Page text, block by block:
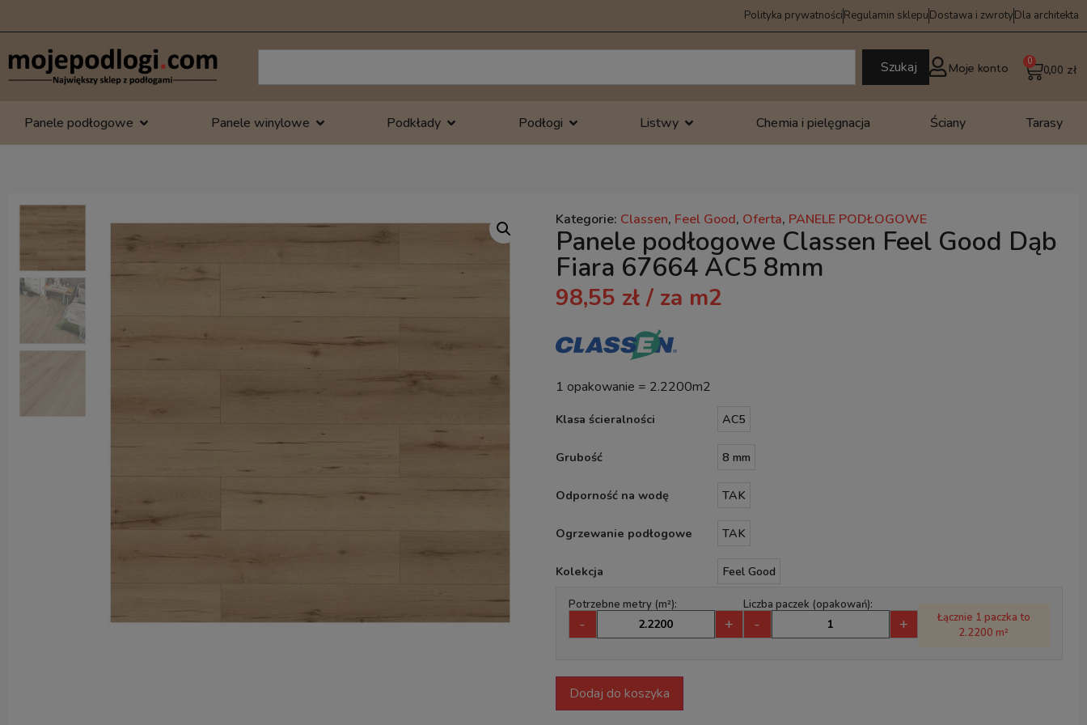
Polityka prywatnościRegulamin sklepuDostawa i zwrotyDla architekta
Szukaj Moje konto 0,00 zł
0
Panele podłogowe Panele winylowe Podkłady Podłogi Listwy Chemia i pielęgnacja Ściany Tarasy
Kategorie: Classen, Feel Good, Oferta, PANELE PODŁOGOWE
Panele podłogowe Classen Feel Good Dąb
Fiara 67664 AC5 8mm
98,55 zł/ za m2
1 opakowanie = 2.2200m2
Klasa ścieralności AC5
Grubość 8 mm
Odporność na wodę TAK
Ogrzewanie podłogowe TAK
Kolekcja Feel Good
Potrzebne metry (m²):
- +
Liczba paczek (opakowań):
- +
Łącznie 1 paczka to
2.2200 m²
Dodaj do koszyka